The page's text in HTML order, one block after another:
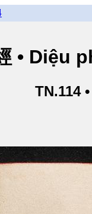
• Diệu
TN.114